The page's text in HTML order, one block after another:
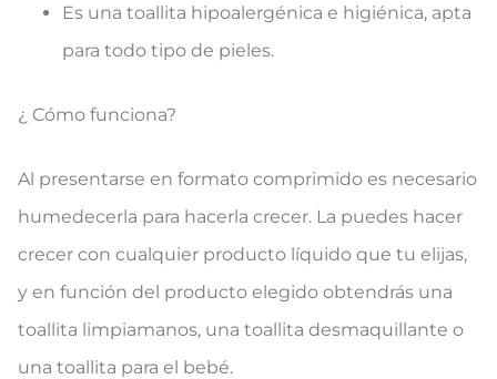
Es una toallita hipoalergénica e higiénica, apta
para todo tipo de pieles.
¿ Cómo funciona?
Al presentarse en formato comprimido es necesario
humedecerla para hacerla crecer. La puedes hacer
crecer con cualquier producto líquido que tu elijas,
y en función del producto elegido obtendrás una
toallita limpiamanos, una toallita desmaquillante o
una toallita para el bebé.